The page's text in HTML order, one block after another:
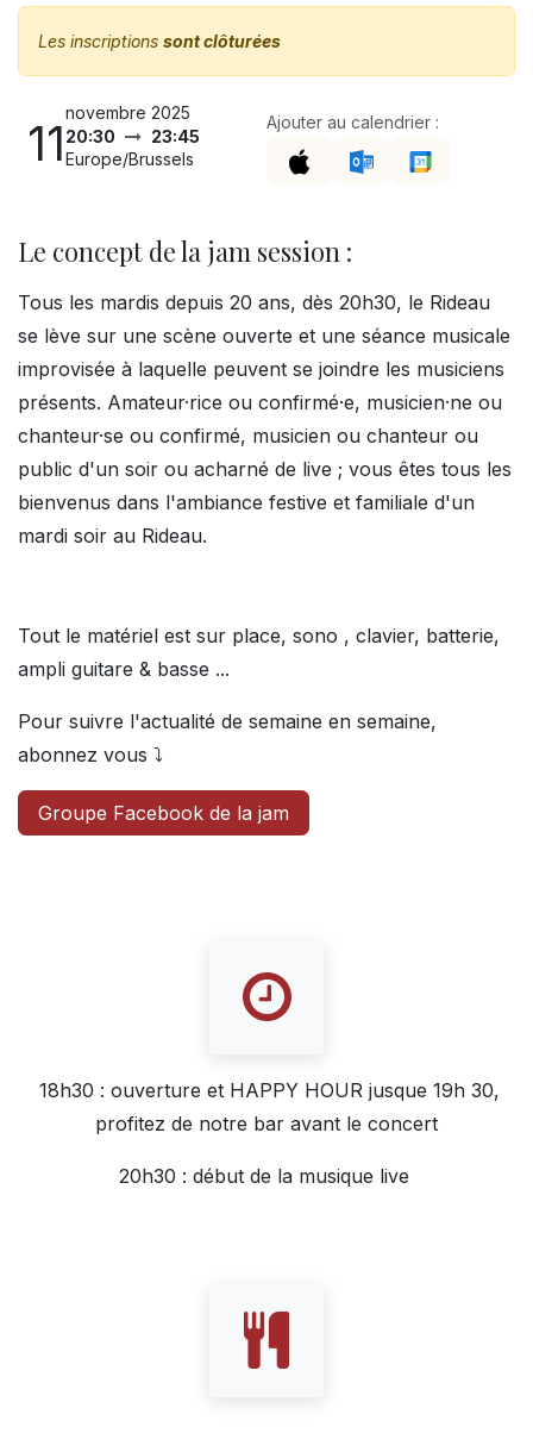
Les inscriptions sont clôturées
11
novembre 2025
20:30
23:45
Europe/Brussels
Ajouter au calendrier :
Le concept de la jam session :
Tous les mardis depuis 20 ans, dès 20h30, le Rideau
se lève sur une scène ouverte et une séance musicale
improvisée à laquelle peuvent se joindre les musiciens
présents. Amateur·rice ou confirmé·e, musicien·ne ou
chanteur·se ou confirmé, musicien ou chanteur ou
public d'un soir ou acharné de live ; vous êtes tous les
bienvenus dans l'ambiance festive et familiale d'un
mardi soir au Rideau.
Tout le matériel est sur place, sono , clavier, batterie,
ampli guitare & basse ...
Pour suivre l'actualité de semaine en semaine,
abonnez vous ⤵️
Groupe Facebook de la jam
18h30 : ouverture et HAPPY HOUR jusque 19h 30,
profitez de notre bar avant le concert
20h30 : début de la musique live